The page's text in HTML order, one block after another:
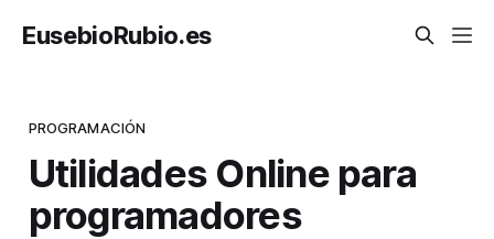
EusebioRubio.es
PROGRAMACIÓN
Utilidades Online para
programadores